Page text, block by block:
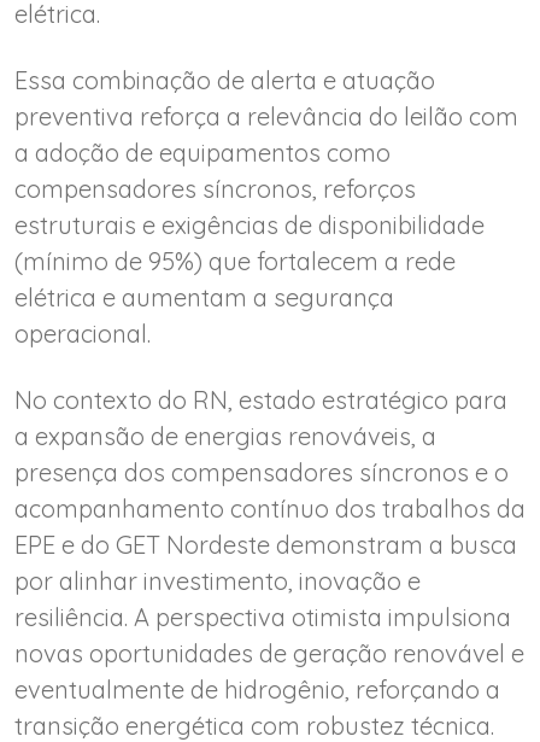
elétrica.
Essa combinação de alerta e atuação
preventiva reforça a relevância do leilão com
a adoção de equipamentos como
compensadores síncronos, reforços
estruturais e exigências de disponibilidade
(mínimo de 95%) que fortalecem a rede
elétrica e aumentam a segurança
operacional.
No contexto do RN, estado estratégico para
a expansão de energias renováveis, a
presença dos compensadores síncronos e o
acompanhamento contínuo dos trabalhos da
EPE e do GET Nordeste demonstram a busca
por alinhar investimento, inovação e
resiliência. A perspectiva otimista impulsiona
novas oportunidades de geração renovável e
eventualmente de hidrogênio, reforçando a
transição energética com robustez técnica.